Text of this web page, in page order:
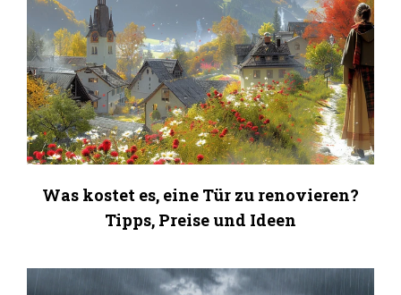
Was kostet es, eine Tür zu renovieren?
Tipps, Preise und Ideen